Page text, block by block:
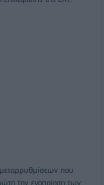
που
την ενοποίηση των